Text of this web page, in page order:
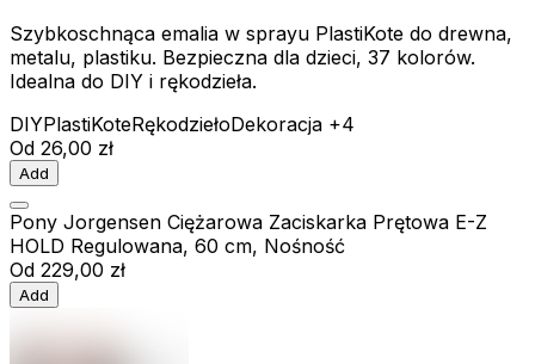
Szybkoschnąca emalia w sprayu PlastiKote do drewna,
metalu, plastiku. Bezpieczna dla dzieci, 37 kolorów.
Idealna do DIY i rękodzieła.
DIYPlastiKoteRękodziełoDekoracja +4
Od 26,00 zł
Add
Pony Jorgensen Ciężarowa Zaciskarka Prętowa E-Z
HOLD Regulowana, 60 cm, Nośność
Od 229,00 zł
Add